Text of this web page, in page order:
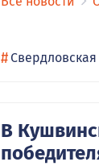
# Свердловская
В